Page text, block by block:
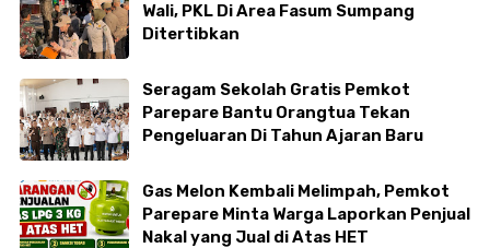
Wali, PKL Di Area Fasum Sumpang
Ditertibkan
Seragam Sekolah Gratis Pemkot
Parepare Bantu Orangtua Tekan
Pengeluaran Di Tahun Ajaran Baru
Gas Melon Kembali Melimpah, Pemkot
Parepare Minta Warga Laporkan Penjual
Nakal yang Jual di Atas HET